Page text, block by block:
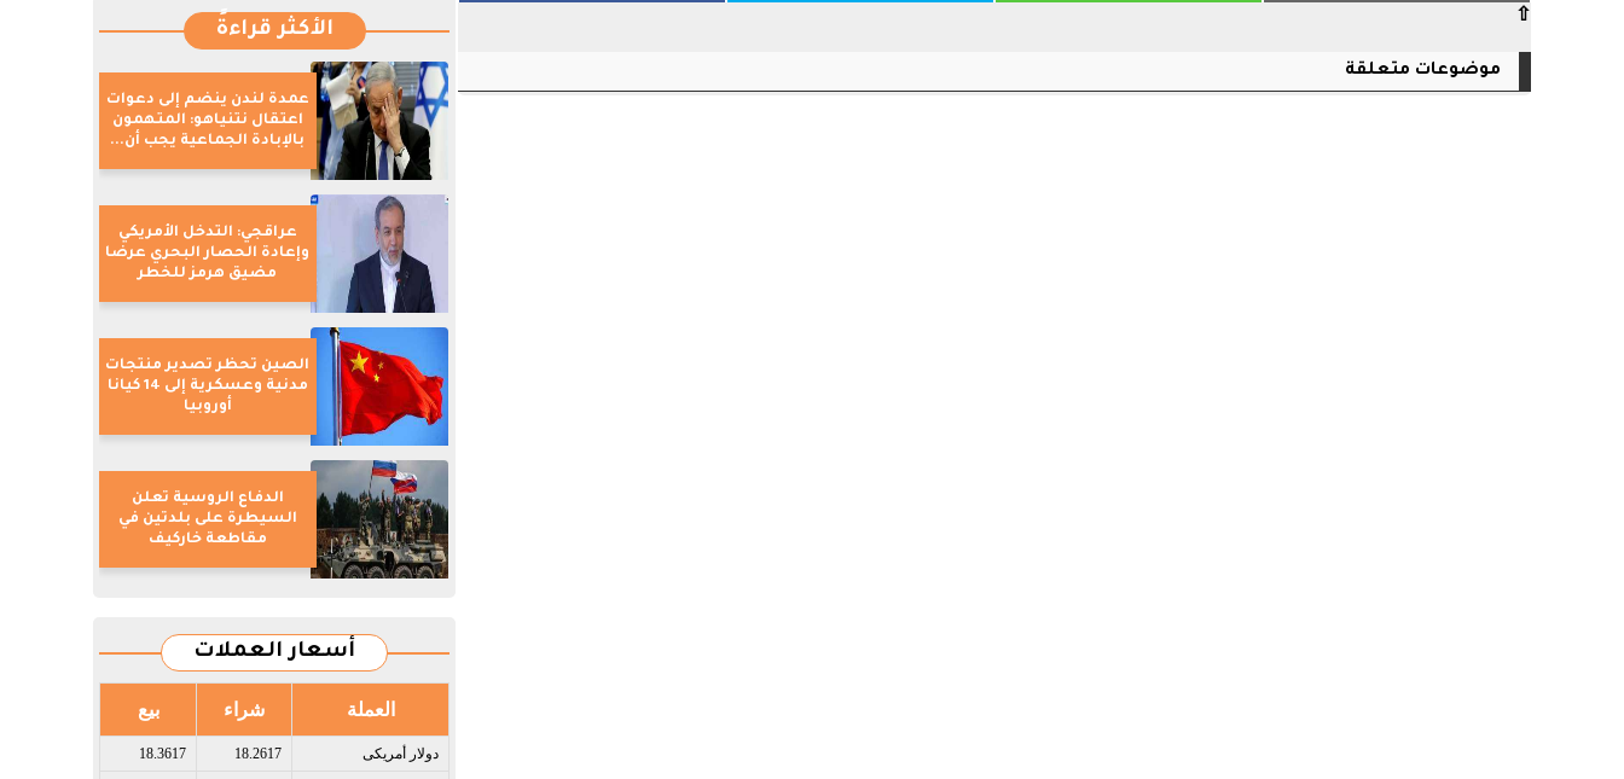
⇧
موضوعات متعلقة
الأكثر قراءةً
عمدة لندن ينضم إلى دعوات
اعتقال نتنياهو: المتهمون
بالإبادة الجماعية يجب أن...
عراقجي: التدخل الأمريكي
وإعادة الحصار البحري عرضا
مضيق هرمز للخطر
الصين تحظر تصدير منتجات
مدنية وعسكرية إلى 14 كيانا
أوروبيا
الدفاع الروسية تعلن
السيطرة على بلدتين في
مقاطعة خاركيف
أسعار العملات
العملة شراء بيع
دولار أمريكى​ 18.2617
18.3617